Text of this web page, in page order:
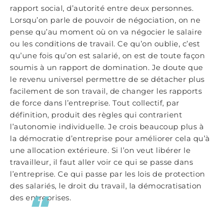
rapport social, d’autorité entre deux personnes.
Lorsqu’on parle de pouvoir de négociation, on ne
pense qu’au moment où on va négocier le salaire
ou les conditions de travail. Ce qu’on oublie, c’est
qu’une fois qu’on est salarié, on est de toute façon
soumis à un rapport de domination. Je doute que
le revenu universel permettre de se détacher plus
facilement de son travail, de changer les rapports
de force dans l’entreprise. Tout collectif, par
définition, produit des règles qui contrarient
l’autonomie individuelle. Je crois beaucoup plus à
la démocratie d’entreprise pour améliorer cela qu’à
une allocation extérieure. Si l’on veut libérer le
travailleur, il faut aller voir ce qui se passe dans
l’entreprise. Ce qui passe par les lois de protection
des salariés, le droit du travail, la démocratisation
des entreprises.